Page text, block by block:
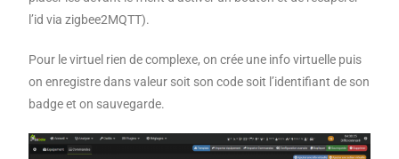
l’id via zigbee2MQTT).
Pour le virtuel rien de complexe, on crée une info virtuelle puis
on enregistre dans valeur soit son code soit l’identifiant de son
badge et on sauvegarde.